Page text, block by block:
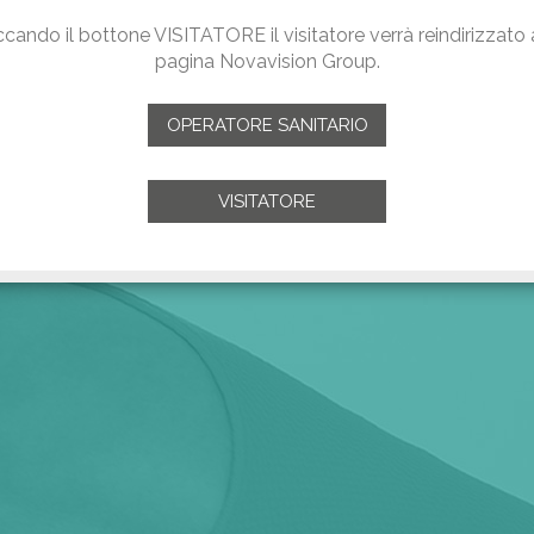
il bottone VISITATORE il visitatore verrà reindirizzato
pagina Novavision Group.
OPERATORE SANITARIO
VISITATORE